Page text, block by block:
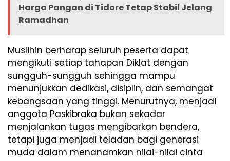
Harga Pangan di Tidore Tetap Stabil Jelang
Ramadhan
Muslihin berharap seluruh peserta dapat
mengikuti setiap tahapan Diklat dengan
sungguh-sungguh sehingga mampu
menunjukkan dedikasi, disiplin, dan semangat
kebangsaan yang tinggi. Menurutnya, menjadi
anggota Paskibraka bukan sekadar
menjalankan tugas mengibarkan bendera,
tetapi juga menjadi teladan bagi generasi
muda dalam menanamkan nilai-nilai cinta